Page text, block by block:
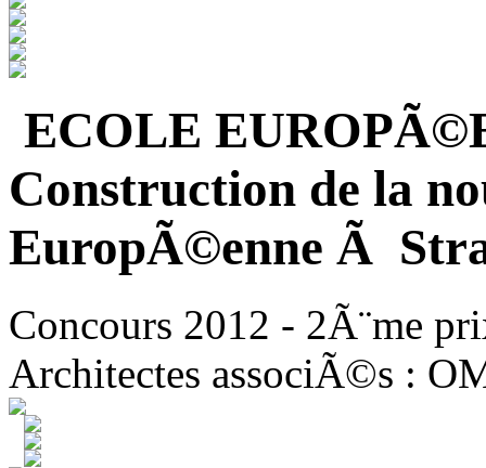
ECOLE
Construction de la
EuropÃ©enne Ã
Concours 2012 - 2Ã¨me
Architectes associÃ©s :